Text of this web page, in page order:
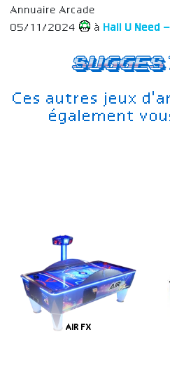
Ces autres jeux
également
AIR FX
Annuaire Arcade
05/11/2024
à Hall U